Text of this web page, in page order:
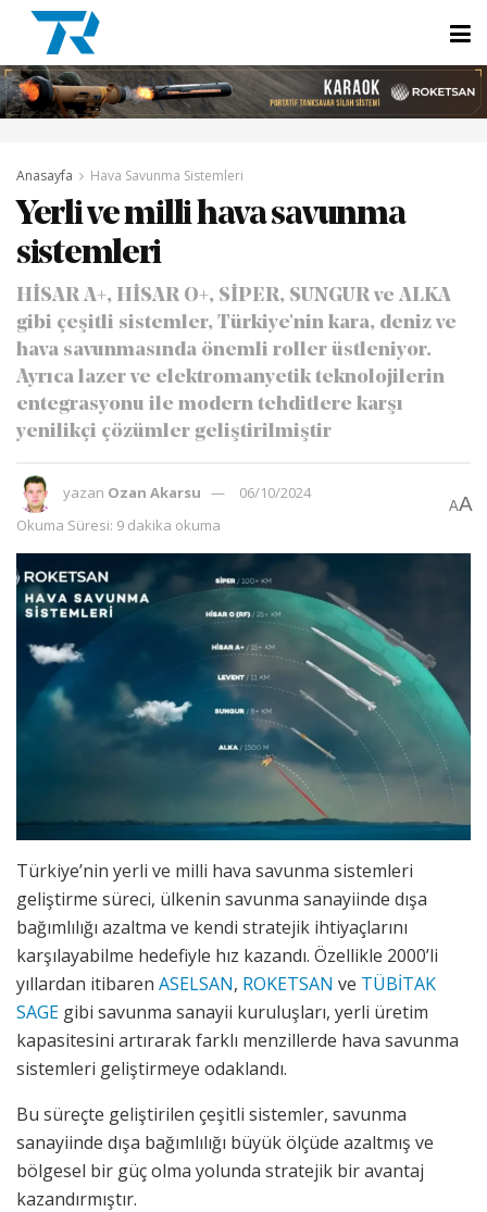
Anasayfa Hava Savunma Sistemleri
Yerli ve milli hava savunma
sistemleri
HİSAR A+, HİSAR O+, SİPER, SUNGUR ve ALKA
gibi çeşitli sistemler, Türkiye'nin kara, deniz ve
hava savunmasında önemli roller üstleniyor.
Ayrıca lazer ve elektromanyetik teknolojilerin
entegrasyonu ile modern tehditlere karşı
yenilikçi çözümler geliştirilmiştir
yazan Ozan Akarsu
06/10/2024
Okuma Süresi: 9 dakika okuma
AA
Türkiye’nin yerli ve milli hava savunma sistemleri
geliştirme süreci, ülkenin savunma sanayiinde dışa
bağımlılığı azaltma ve kendi stratejik ihtiyaçlarını
karşılayabilme hedefiyle hız kazandı. Özellikle 2000’li
yıllardan itibaren ASELSAN, ROKETSAN ve TÜBİTAK
SAGE gibi savunma sanayii kuruluşları, yerli üretim
kapasitesini artırarak farklı menzillerde hava savunma
sistemleri geliştirmeye odaklandı.
Bu süreçte geliştirilen çeşitli sistemler, savunma
sanayiinde dışa bağımlılığı büyük ölçüde azaltmış ve
bölgesel bir güç olma yolunda stratejik bir avantaj
kazandırmıştır.